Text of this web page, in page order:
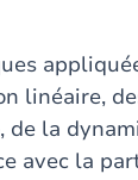
linéaire,
la
avec la